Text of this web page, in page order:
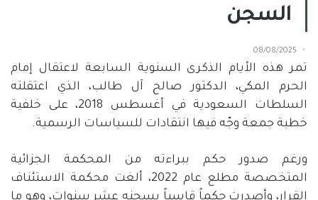
السجن
08/08/2025
تمر هذه الأيام الذكرى السنوية السابعة لاعتقال إمام
الحرم المكي، الدكتور صالح آل طالب، الذي اعتقلته
السلطات السعودية في أغسطس
، على خلفية
خطبة جمعة وجّه فيها انتقادات للسياسات الرسمية.
ورغم صدور حكم ببراءته من المحكمة الجزائية
المتخصصة مطلع عام
، ألغت محكمة الاستئناف
القرار، وأصدرت حكماً قاسياً بسجنه عشر سنوات، وهو ما